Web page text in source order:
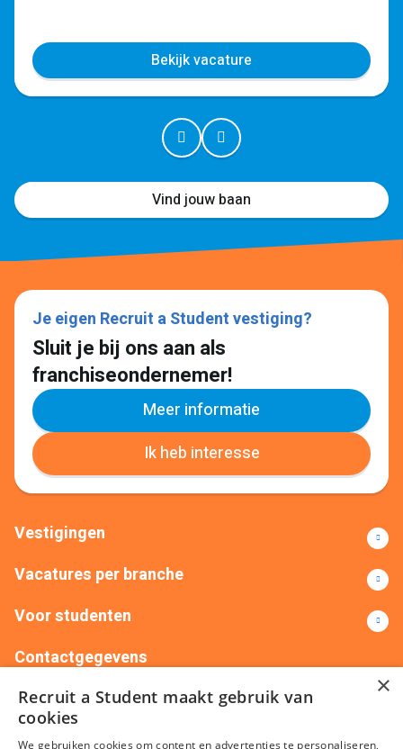
Bekijk vacature
Vind jouw baan
Je eigen Recruit a Student vestiging?
Sluit je bij ons aan als
franchiseondernemer!
Meer informatie
Ik heb interesse
Vestigingen
Vacatures per branche
Voor studenten
Contactgegevens
+31(0)88 522 00 76
info@recruitastudent.nl
Alle vestigingen
×
Recruit a Student maakt gebruik van
cookies
We gebruiken cookies om content en advertenties te personaliseren,